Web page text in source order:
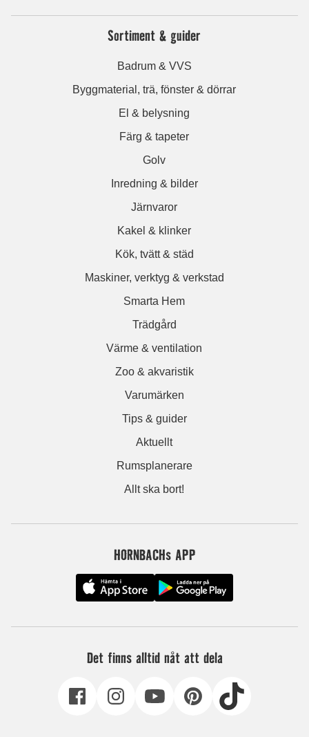
Sortiment & guider
Badrum & VVS
Byggmaterial, trä, fönster & dörrar
El & belysning
Färg & tapeter
Golv
Inredning & bilder
Järnvaror
Kakel & klinker
Kök, tvätt & städ
Maskiner, verktyg & verkstad
Smarta Hem
Trädgård
Värme & ventilation
Zoo & akvaristik
Varumärken
Tips & guider
Aktuellt
Rumsplanerare
Allt ska bort!
HORNBACHs APP
Det finns alltid nåt att dela